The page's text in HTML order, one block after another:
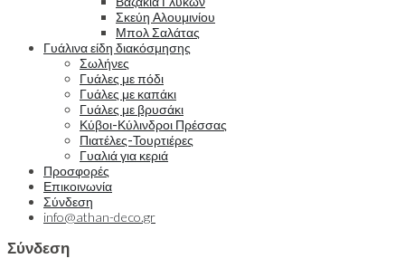
Σκεύη Αλουμινίου
Μπολ Σαλάτας
Γυάλινα είδη διακόσμησης
Σωλήνες
Γυάλες με πόδι
Γυάλες με καπάκι
Γυάλες με βρυσάκι
Κύβοι-Κύλινδροι Πρέσσας
Πιατέλες-Τουρτιέρες
Γυαλιά για κεριά
Προσφορές
Επικοινωνία
Σύνδεση
info@athan-deco.gr
Σύνδεση